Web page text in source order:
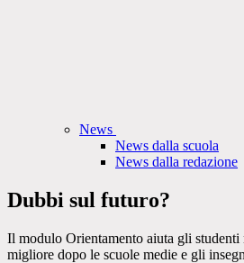
News
News dalla scuola
News dalla redazione
Dubbi sul futuro?
Il modulo Orientamento aiuta gli studenti
migliore dopo le scuole medie e gli